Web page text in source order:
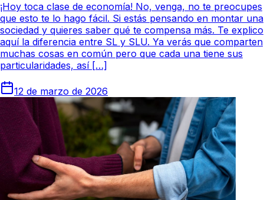
¡Hoy toca clase de economía! No, venga, no te preocupes
que esto te lo hago fácil. Si estás pensando en montar una
sociedad y quieres saber qué te compensa más. Te explico
aquí la diferencia entre SL y SLU. Ya verás que comparten
muchas cosas en común pero que cada una tiene sus
particularidades, así […]
12 de marzo de 2026